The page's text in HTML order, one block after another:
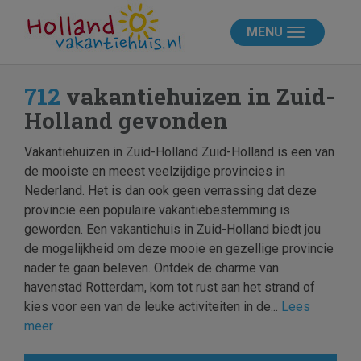
MENU
712 vakantiehuizen in Zuid-
Holland gevonden
Vakantiehuizen in Zuid-Holland Zuid-Holland is een van
de mooiste en meest veelzijdige provincies in
Nederland. Het is dan ook geen verrassing dat deze
provincie een populaire vakantiebestemming is
geworden. Een vakantiehuis in Zuid-Holland biedt jou
de mogelijkheid om deze mooie en gezellige provincie
nader te gaan beleven. Ontdek de charme van
havenstad Rotterdam, kom tot rust aan het strand of
kies voor een van de leuke activiteiten in de... Lees
meer